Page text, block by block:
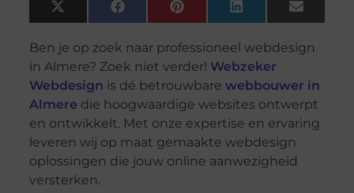
X
(Twitter)
FacebookPinterest LinkedIn Email
Ben je op zoek naar professioneel webdesign
in Almere? Zoek niet verder! Webzeker
Webdesign is dé betrouwbare webbouwer in
Almere die hoogwaardige websites ontwerpt
en ontwikkelt. Met onze expertise en ervaring
leveren wij op maat gemaakte webdesign
oplossingen die jouw online aanwezigheid
versterken.